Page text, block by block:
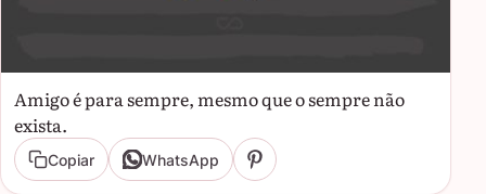
Amigo é para sempre, mesmo que o sempre não
exista.
Copiar WhatsApp